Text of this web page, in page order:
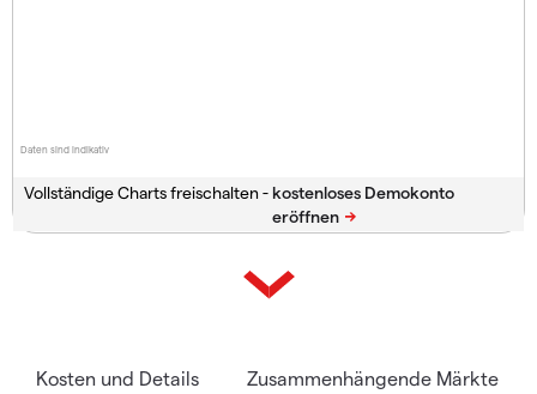
Daten sind indikativ
Vollständige Charts freischalten -
Kosten und Details Zusammenhängende Märkte